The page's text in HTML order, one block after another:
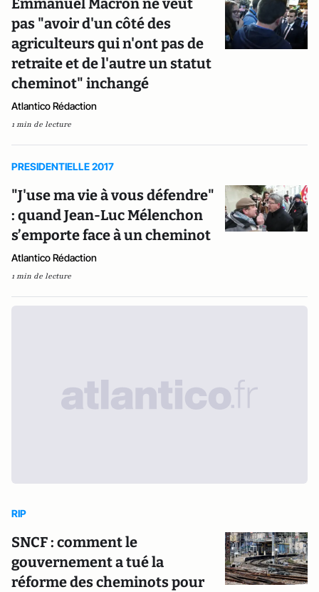
Emmanuel Macron ne veut
pas "avoir d'un côté des
agriculteurs qui n'ont pas de
retraite et de l'autre un statut
cheminot" inchangé
Atlantico Rédaction
1 min de lecture
PRESIDENTIELLE 2017
"J'use ma vie à vous défendre"
: quand Jean-Luc Mélenchon
s’emporte face à un cheminot
Atlantico Rédaction
1 min de lecture
RIP
SNCF : comment le
gouvernement a tué la
réforme des cheminots pour